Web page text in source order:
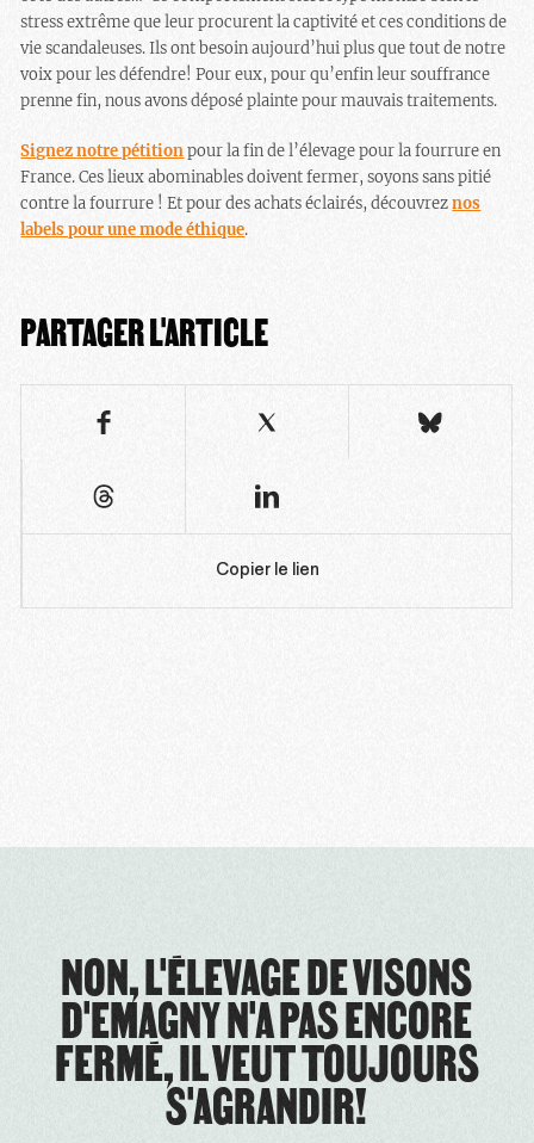
stress extrême que leur procurent la captivité et ces conditions de
vie scandaleuses. Ils ont besoin aujourd’hui plus que tout de notre
voix pour les défendre! Pour eux, pour qu’enfin leur souffrance
prenne fin,nous avons déposé plainte pour mauvais traitements.
Signez notre pétitionpour la fin de l’élevage pour la fourrure en
France. Ces lieux abominables doivent fermer, soyons sans pitié
contre la fourrure ! Et pour des achats éclairés, découvreznos
labels pour une mode éthique.
PARTAGER L'ARTICLE
Copier le lien
NON, L'ÉLEVAGE DE VISONS
D'EMAGNY N'A PAS ENCORE
FERMÉ, IL VEUT TOUJOURS
S'AGRANDIR!